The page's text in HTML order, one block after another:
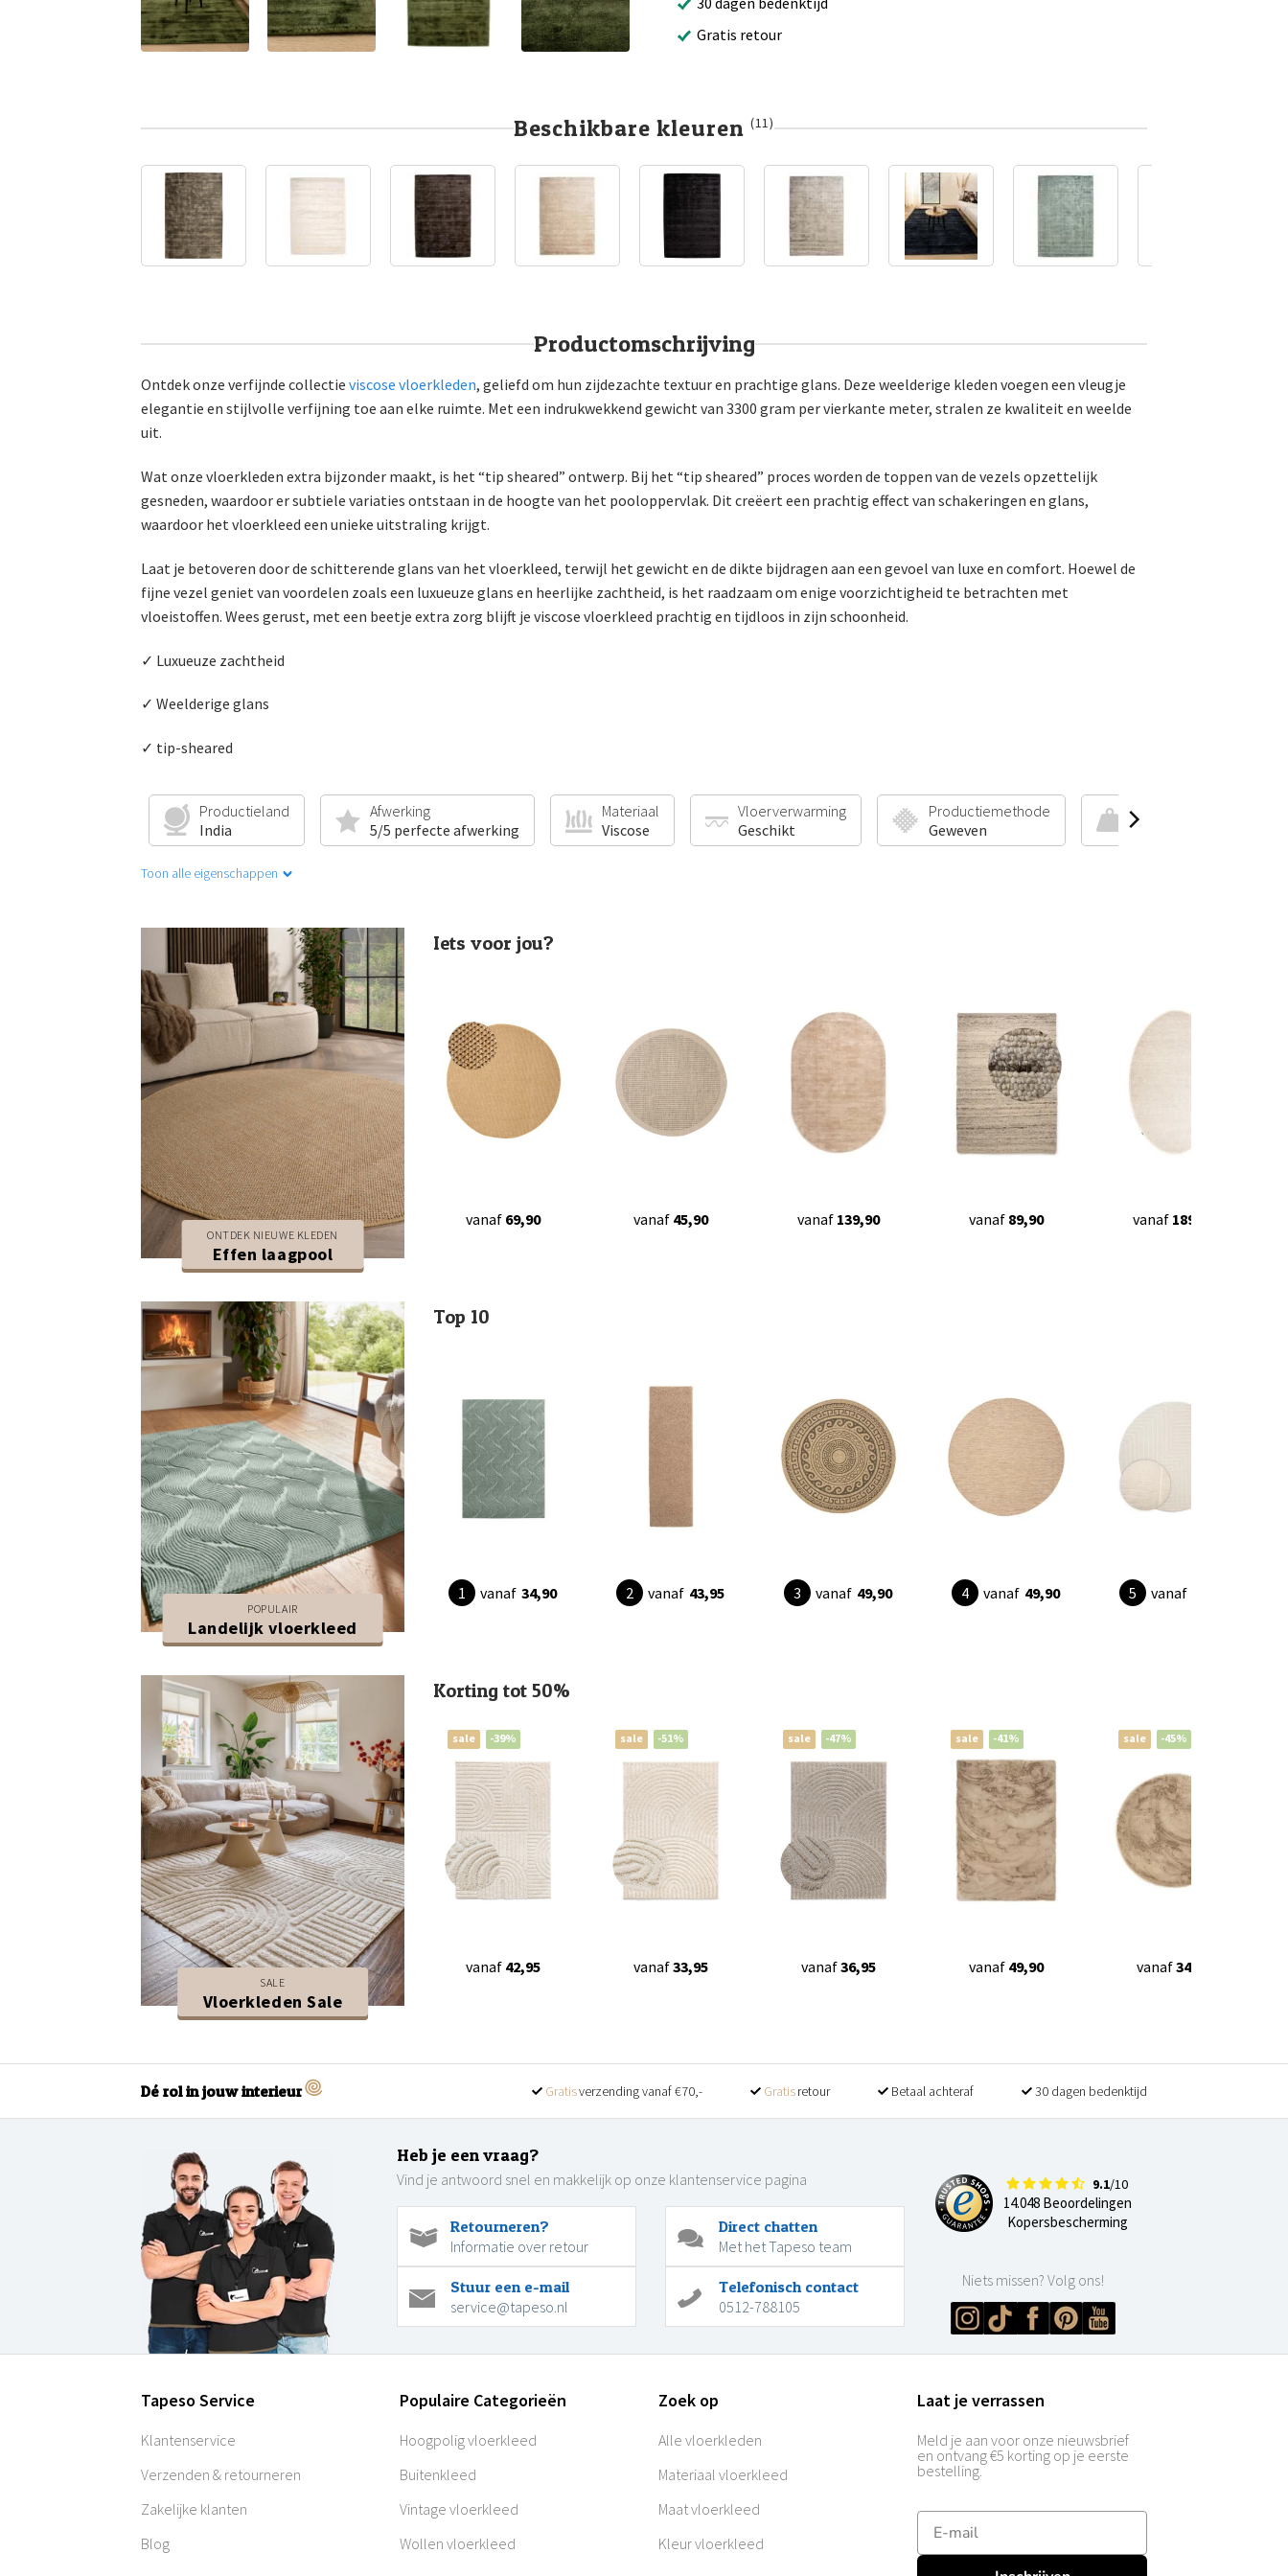
Gratis retour
Beschikbare kleuren (11)
Productomschrijving
Ontdek onze verfijnde collectie viscose vloerkleden, geliefd om hun zijdezachte textuur en prachtige glans. Deze weelderige kleden voegen een vleugje
elegantie en stijlvolle verfijning toe aan elke ruimte. Met een indrukwekkend gewicht van 3300 gram per vierkante meter, stralen ze kwaliteit en weelde
uit.
Wat onze vloerkleden extra bijzonder maakt, is het “tip sheared” ontwerp. Bij het “tip sheared” proces worden de toppen van de vezels opzettelijk
gesneden, waardoor er subtiele variaties ontstaan in de hoogte van het pooloppervlak. Dit creëert een prachtig effect van schakeringen en glans,
waardoor het vloerkleed een unieke uitstraling krijgt.
Laat je betoveren door de schitterende glans van het vloerkleed, terwijl het gewicht en de dikte bijdragen aan een gevoel van luxe en comfort. Hoewel de
fijne vezel geniet van voordelen zoals een luxueuze glans en heerlijke zachtheid, is het raadzaam om enige voorzichtigheid te betrachten met
vloeistoffen. Wees gerust, met een beetje extra zorg blijft je viscose vloerkleed prachtig en tijdloos in zijn schoonheid.
✓ Luxueuze zachtheid
✓ Weelderige glans
✓ tip-sheared
Productieland
India
Afwerking
5/5 perfecte afwerking
Materiaal
Viscose
Vloerverwarming
Geschikt
Productiemethode
Geweven
Poolhoogte & Gewicht
14 mm | 3300 g/m²
Toon alle eigenschappen
ONTDEK NIEUWE KLEDEN
Effen laagpool
Iets voor jou?
vanaf 69,90 vanaf 45,90 vanaf 139,90 vanaf 89,90 vanaf 189,90
POPULAIR
Landelijk vloerkleed
Top 10
vanaf 34,90 vanaf 43,95 vanaf 49,90 vanaf 49,90 vanaf
SALE
Vloerkleden Sale
Korting tot 50%
sale -39%
vanaf 42,95
sale -51%
vanaf33,95
sale -47%
vanaf36,95
sale -41%
vanaf 49,90
sale -45%
vanaf34,90
Dé rol in jouw interieur Gratisverzending vanaf €70,- Gratisretour Betaal achteraf 30 dagen bedenktijd
Heb je een vraag?
Vind je antwoord snel en makkelijk op onze klantenservice pagina
Retourneren?
Informatie over retour
Direct chatten
Met het Tapeso team
Stuur een e-mail
service@tapeso.nl
Telefonisch contact
0512-788105
9.1/10
14.048 Beoordelingen
Kopersbescherming
Niets missen? Volg ons!
Tapeso Service
Klantenservice
Verzenden & retourneren
Zakelijke klanten
Blog
Populaire Categorieën
Hoogpolig vloerkleed
Buitenkleed
Vintage vloerkleed
Wollen vloerkleed
Zoek op
Alle vloerkleden
Materiaal vloerkleed
Maat vloerkleed
Kleur vloerkleed
Laat je verrassen
Meld je aan voor onze nieuwsbrief
en ontvang €5 korting op je eerste
bestelling.
E-mailadres